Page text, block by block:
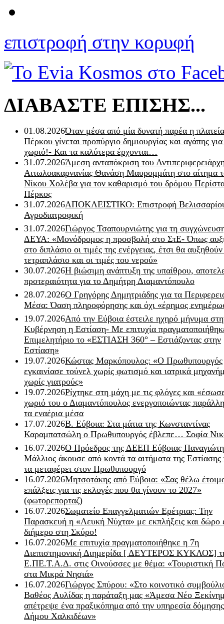
επιστροφή στην κορυφή
ΔΙΑΒΑΣΤΕ ΕΠΙΣΗΣ...
01.08.2026Όταν μέσα από μία δυνατή παρέα η
Πέρκου γίνεται προπύργιο δημιουργίας και αγάπης
χωριό!- Και τα καλύτερα έρχονται…
31.07.2026Άμεση ανταπόκριση του
Αιτωλοακαρνανίας Θανάση Μαυρομμάτη στο αίτημα
Νίκου Χολέβα για τον καθαρισμό του δρόμου
Πέρκος
31.07.2026ΑΠΟΚΛΕΙΣΤΙΚΟ: Επιστροφή
Αγροδιατροφική
31.07.2026Γιώργος Τσαπουρνιώτης για τη
ΔΕΥΑ: «Μονόδρομος η προσβολή στο ΣτΕ- Όπως
στο διπλάσιο οι τιμές της ενέργειας, έτσι θα
τετραπλάσιο και οι τιμές του νερού»
30.07.2026Η βιώσιμη ανάπτυξη της υπαίθρου,
προτεραιότητα για το Δημήτρη Διαμαντόπουλο
28.07.2026Ο Γρηγόρης Δημητριάδης για τα
Μέσα: Όαση πληροφόρησης και όχι «έρημος
19.07.2026Από την Εύβοια έστειλε ηχηρό μήνυμα
Κυβέρνηση η Εστίαση- Με επιτυχία
Επιμελητήριο το «ΕΣΤΙΑΣΗ 360° – Εστιάζοντας στην
Εστίαση»
19.07.2026Κώστας Μαρκόπουλος: «Ο Πρωθυπουργός
εγκαινίασε τούνελ χωρίς φωτισμό και ιατρικά
χωρίς γιατρούς»
19.07.2026Ρίχτηκε στη μάχη με τις φλόγες και
χωριό του ο Διαμαντόπουλος ενεργοποιώντας
τα εναέρια μέσα
17.07.2026Β. Εύβοια: Στα μάτια της Κωνσταντίνας
Καραμπατσώλη ο Πρωθυπουργός έβλεπε… Σοφία
16.07.2026Ο Πρόεδρος της ΔΕΕΠ Εύβοιας
Μάλλιος άκουσε από κοντά τα αιτήματα της Εστίασης
τα μεταφέρει στον Πρωθυπουργό
16.07.2026Μητσοτάκης από Εύβοια: «Σας θέλω
επάλξεις για τις εκλογές που θα γίνουν το 2027»
(φωτορεπορταζ)
16.07.2026Σωματείο Επαγγελματιών Ερέτριας: Την
Παρασκευή η «Λευκή Νύχτα» με εκπλήξεις και δώρο
διήμερο στη Σκύρο!
16.07.2026Με επιτυχία πραγματοποιήθηκε η 7η
Διεπιστημονική Διημερίδα [ ΔEYΤΕΡΟΣ ΚΥΚΛΟΣ]
Ε.ΠΕ.Τ.Α.Δ. στις Οινούσσες με θέμα: «Τουριστική
στα Μικρά Νησιά»
16.07.2026Γιώργος Σπύρου: «Στο κοινοτικό
Βαθέος Αυλίδας η παράταξη μας «Άμεσα Νέο
απέτρεψε ένα πραξικόπημα από την υπηρεσία
Δήμου Χαλκιδέων»